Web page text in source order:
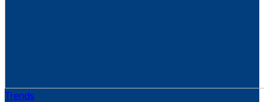
Trends